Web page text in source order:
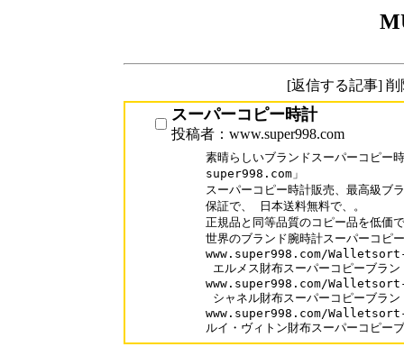
[返信する記事]
スーパーコピー時計
投稿者：www.super998.com
素晴らしいブランドスーパーコピー
super998.com」
スーパーコピー時計販売、最高級ブ
保証で、 日本送料無料で、。
正規品と同等品質のコピー品を低価
世界のブランド腕時計スーパーコピ
www.super998.com/
エルメス財布スーパーコピーブラン
www.super998.com/
シャネル財布スーパーコピーブラン
www.super998.com/
ルイ・ヴィトン財布スーパーコピー